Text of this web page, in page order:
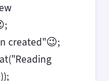
created"😉;